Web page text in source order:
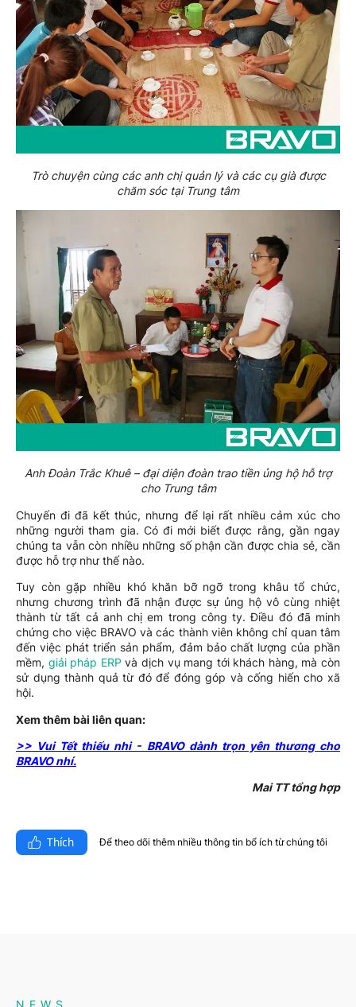
Trò chuyện cùng các anh chị quản lý và các cụ già được
chăm sóc tại Trung tâm
Anh Đoàn Trắc Khuê – đại diện đoàn trao tiền ủng hộ hỗ trợ
cho Trung tâm
Chuyến đi đã kết thúc, nhưng để lại rất nhiều cảm xúc cho
những người tham gia. Có đi mới biết được rằng, gần ngay
chúng ta vẫn còn nhiều những số phận cần được chia sẻ, cần
được hỗ trợ như thế nào.
Tuy còn gặp nhiều khó khăn bỡ ngỡ trong khâu tổ chức,
nhưng chương trình đã nhận được sự ủng hộ vô cùng nhiệt
thành từ tất cả anh chị em trong công ty. Điều đó đã minh
chứng cho việc BRAVO và các thành viên không chỉ quan tâm
đến việc phát triển sản phẩm, đảm bảo chất lượng của phần
mềm, giải pháp ERP và dịch vụ mang tới khách hàng, mà còn
sử dụng thành quả từ đó để đóng góp và cống hiến cho xã
hội.
Xem thêm bài liên quan:
>> Vui Tết thiếu nhi - BRAVO dành trọn yên thương cho
BRAVO nhí.
Mai TT tổng hợp
Thích Để theo dõi thêm nhiều thông tin bổ ích từ chúng tôi​
NEWS